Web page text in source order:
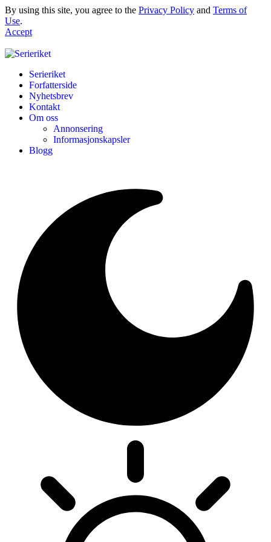
By using this site, you agree to the Privacy Policy and Terms of
Use.
Accept
Serieriket
Forfatterside
Nyhetsbrev
Kontakt
Om oss
Annonsering
Informasjonskapsler
Blogg